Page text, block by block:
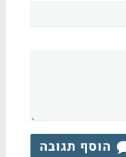
הוסף תגובה